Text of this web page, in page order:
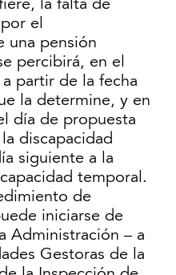
la falta de
el
una pensión
percibirá, en el
partir de la fecha
la determine, y en
día de propuesta
discapacidad
siguiente a la
temporal.
de
iniciarse de
Administración – a
Gestoras de la